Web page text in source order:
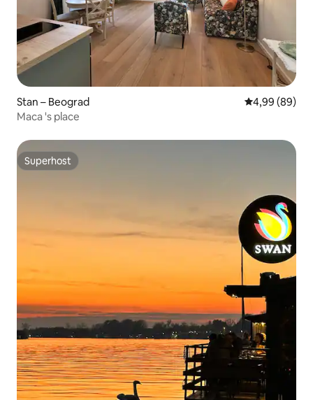
Stan – Beograd Prosječna
4,99 (89)
Maca 's place
Superhost
Superhost